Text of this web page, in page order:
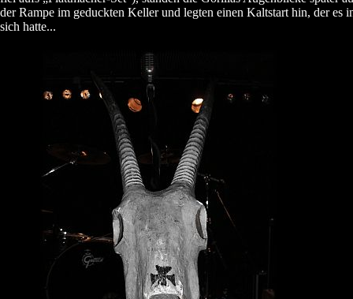
der Rampe im geduckten Keller und legten einen Kaltstart hin, der es
sich hatte...